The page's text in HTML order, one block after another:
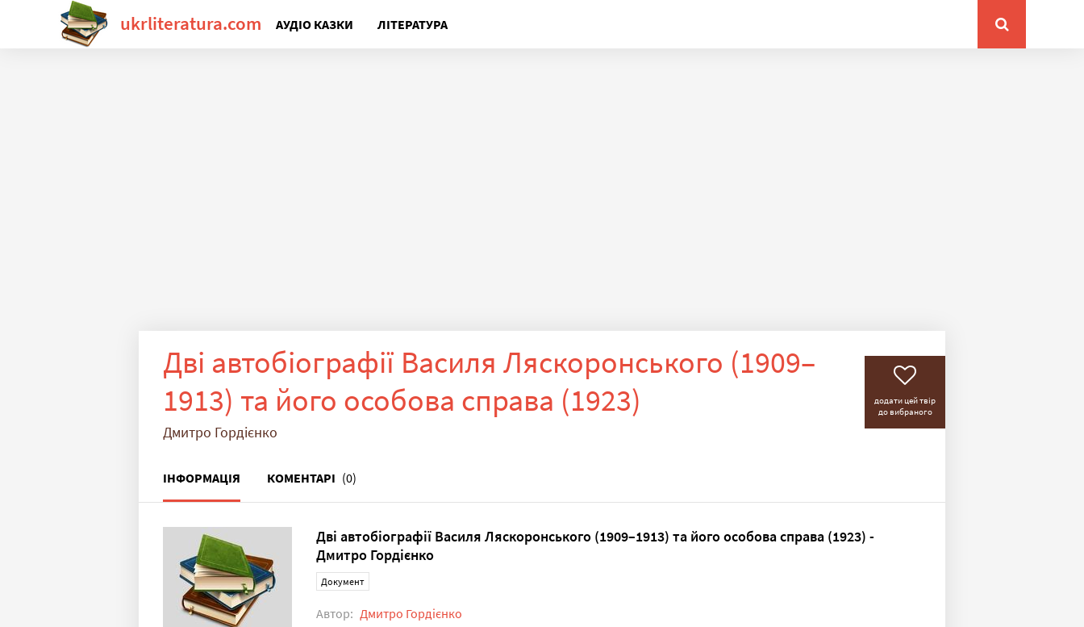
ukrliteratura.com АУДІО КАЗКИ ЛІТЕРАТУРА
Дві автобіографії Василя Ляскоронського (1909–
1913) та його особова справа (1923)
Дмитро Гордієнко
додати цей твір
до вибраного
ІНФОРМАЦІЯ КОМЕНТАРІ (0)
Дві автобіографії Василя Ляскоронського (1909–1913) та його особова справа (1923) -
Дмитро Гордієнко
Документ
Автор: Дмитро Гордієнко